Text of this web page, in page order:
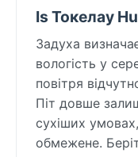
Is Токелау
Задуха
вологість у
повітря
Піт довше
сухіших
обмежене.